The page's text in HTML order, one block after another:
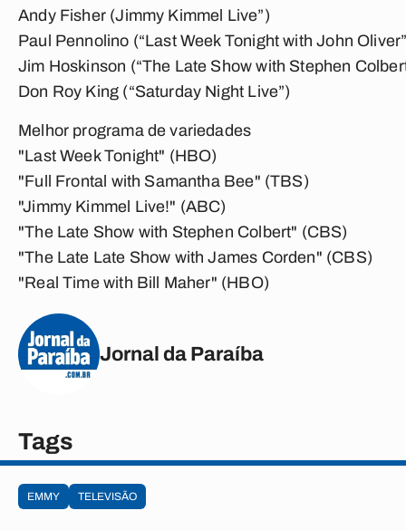
Andy Fisher (Jimmy Kimmel Live”)
Paul Pennolino (“Last Week Tonight with John
Jim Hoskinson (“The Late Show with Stephen
Don Roy King (“Saturday Night Live”)
Melhor programa de variedades
"Last Week Tonight" (HBO)
"Full Frontal with Samantha Bee" (TBS)
"Jimmy Kimmel Live!" (ABC)
"The Late Show with Stephen Colbert" (CBS)
"The Late Late Show with James Corden" (CBS)
"Real Time with Bill Maher" (HBO)
Jornal da Paraíba
Tags
EMMY TELEVISÃO